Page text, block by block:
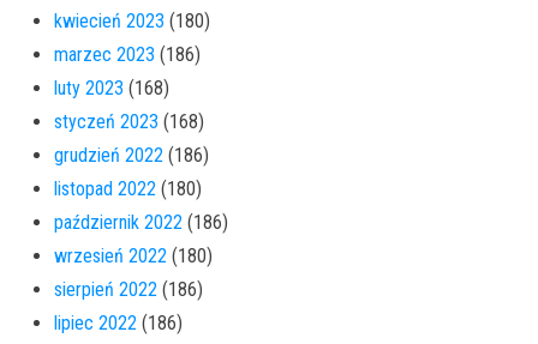
kwiecień 2023 (180)
marzec 2023 (186)
luty 2023 (168)
styczeń 2023 (168)
grudzień 2022 (186)
listopad 2022 (180)
październik 2022 (186)
wrzesień 2022 (180)
sierpień 2022 (186)
lipiec 2022 (186)